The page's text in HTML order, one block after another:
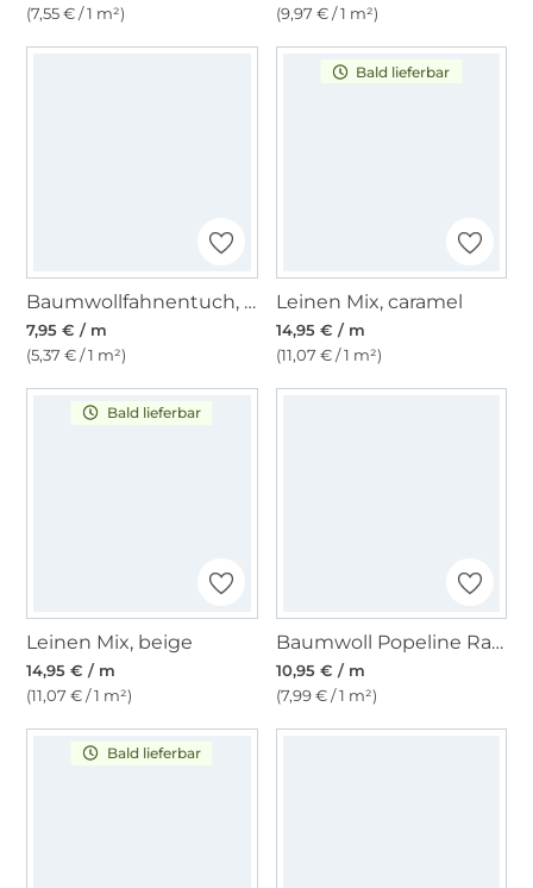
(7,55 € / 1 m²)
(9,97 € / 1 m²)
Baumwollfahnentuch, tannengrün
7,95 € / m
(5,37 € / 1 m²)
Bald lieferbar
Leinen Mix, caramel
14,95 € / m
(11,07 € / 1 m²)
Bald lieferbar
Leinen Mix, beige
14,95 € / m
(11,07 € / 1 m²)
Baumwoll Popeline Ranken 2, mandarin
10,95 € / m
(7,99 € / 1 m²)
Bald lieferbar